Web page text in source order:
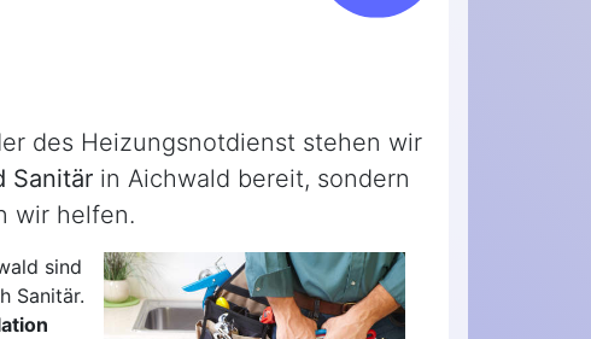
des Heizungsnotdienst stehen wir
Sanitärin Aichwald bereit, sondern
wir helfen.
sind
Sanitär.